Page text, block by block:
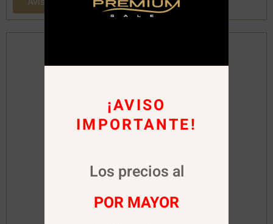
¡AVISO
IMPORTANTE!
Los precios al
POR MAYOR